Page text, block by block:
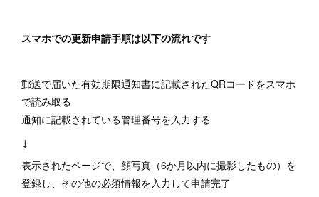
スマホでの更新申請手順は以下の流れです
郵送で届いた有効期限通知書に記載されたQRコードをスマホ
で読み取る
通知に記載されている管理番号を入力する
↓
表示されたページで、顔写真（6か月以内に撮影したもの）を
登録し、その他の必須情報を入力して申請完了